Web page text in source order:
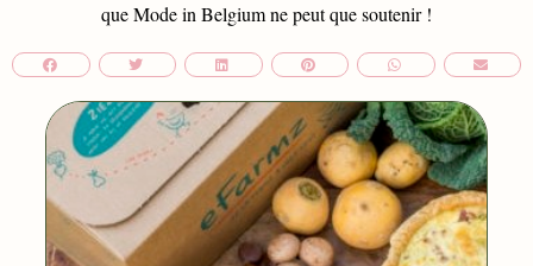
que Mode in Belgium ne peut que soutenir !